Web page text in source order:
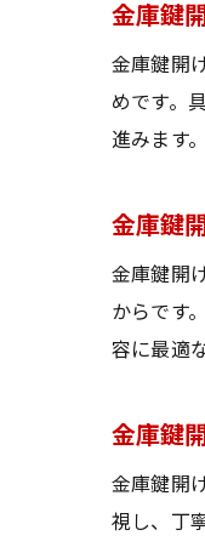
金庫鍵
金庫鍵開
めです。
進みます
金庫鍵
金庫鍵開
からです
容に最適
金庫鍵
金庫鍵開
視し、丁